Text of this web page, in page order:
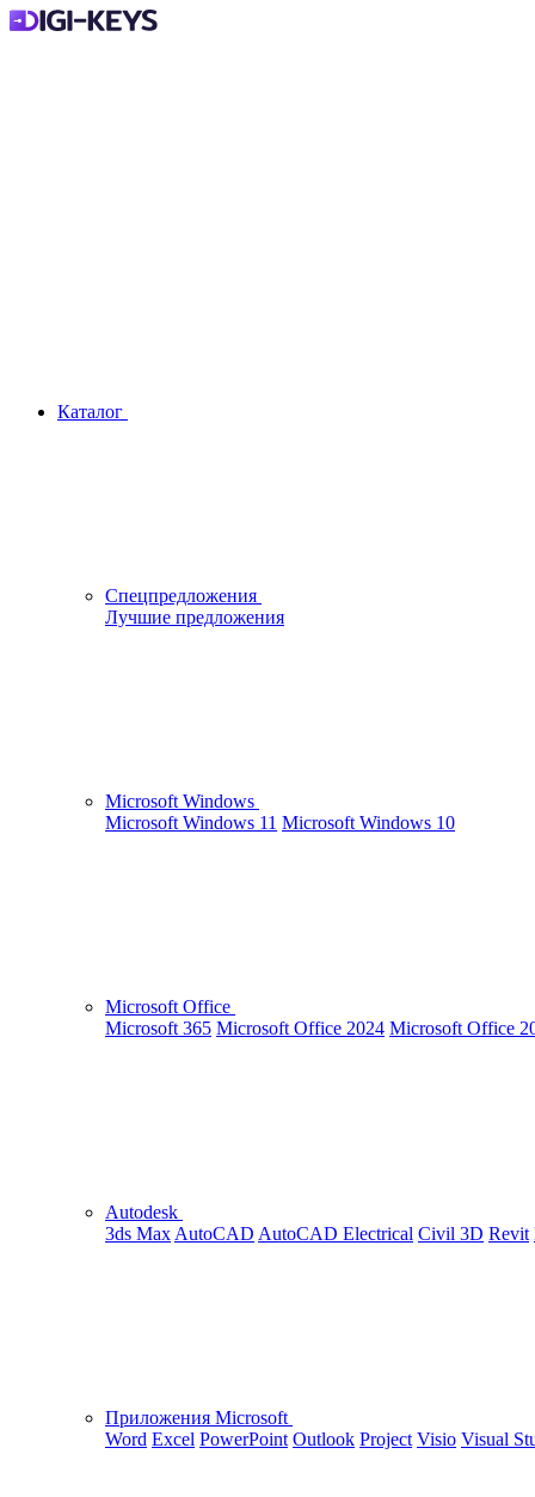
Каталог
Спецпредложения
Лучшие предложения
Microsoft Windows
Microsoft Windows 11 Microsoft Windows 10
Microsoft Office
Microsoft 365 Microsoft Office 2024 Microsoft Office
Autodesk
3ds Max AutoCAD AutoCAD Electrical Civil 3D Revit
Приложения Microsoft
Word Excel PowerPoint Outlook Project Visio Visual